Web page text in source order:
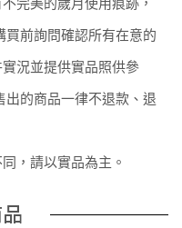
完美的歲月使用痕跡，
買前詢問確認所有在意的
況並提供實品照供參
出的商品一律不退款、退
，請以實品為主。